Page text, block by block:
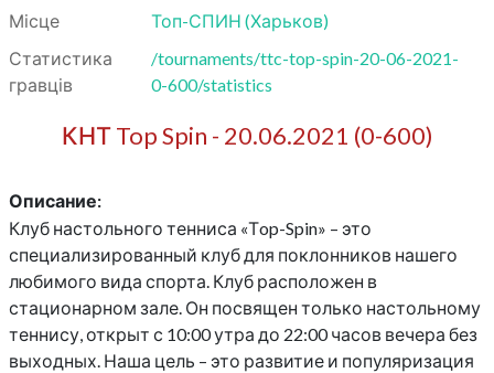
Місце
Топ-СПИН (Харьков)
Статистика
гравців
/tournaments/ttc-top-spin-20-06-2021-
0-600/statistics
КНТ Top Spin - 20.06.2021 (0-600)
Описание:
Клуб настольного тенниса «Тop-Spin» – это
специализированный клуб для поклонников нашего
любимого вида спорта. Клуб расположен в
стационарном зале. Он посвящен только настольному
теннису, открыт с 10:00 утра до 22:00 часов вечера без
выходных. Наша цель – это развитие и популяризация